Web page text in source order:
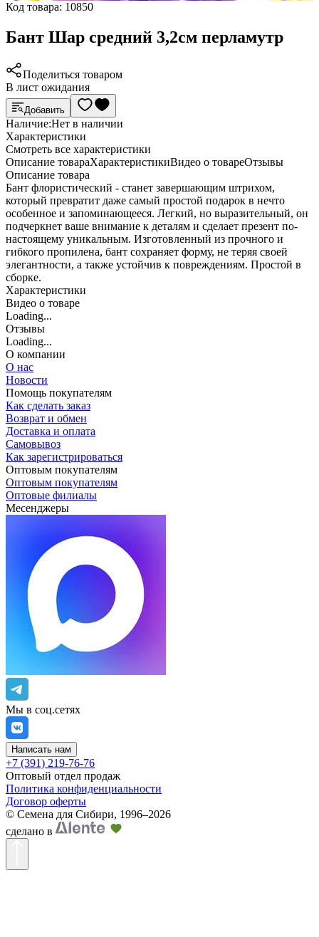
Код товара: 10850
Бант Шар средний 3,2см перламутр
Поделиться товаром
В лист ожидания
Добавить
Наличие:Нет в наличии
Характеристики
Cмотреть все характеристики
Описание товараХарактеристикиВидео о товареОтзывы
Описание товара
Бант флористический - станет завершающим штрихом,
который превратит даже самый простой подарок в нечто
особенное и запоминающееся. Легкий, но выразительный, он
подчеркнет ваше внимание к деталям и сделает презент по-
настоящему уникальным. Изготовленный из прочного и
гибкого пропилена, бант сохраняет форму, не теряя своей
элегантности, а также устойчив к повреждениям. Простой в
сборке.
Характеристики
Видео о товаре
Loading...
Отзывы
Loading...
О компании
О нас
Новости
Помощь покупателям
Как сделать заказ
Возврат и обмен
Доставка и оплата
Самовывоз
Как зарегистрироваться
Оптовым покупателям
Оптовым покупателям
Оптовые филиалы
Месенджеры
Мы в соц.сетях
Написать нам
+7 (391) 219-76-76
Оптовый отдел продаж
Политика конфиденциальности
Договор оферты
© Семена для Сибири, 1996–2026
сделано в